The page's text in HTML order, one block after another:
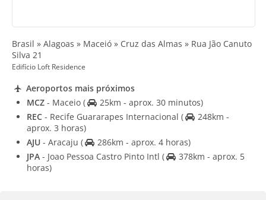
Brasil » Alagoas » Maceió » Cruz das Almas » Rua Jão Canuto
Silva 21
Edifício Loft Residence
Aeroportos mais próximos
MCZ - Maceio (
25km - aprox. 30 minutos)
REC - Recife Guararapes Internacional (
248km -
aprox. 3 horas)
AJU - Aracaju (
286km - aprox. 4 horas)
JPA - Joao Pessoa Castro Pinto Intl (
378km - aprox. 5
horas)